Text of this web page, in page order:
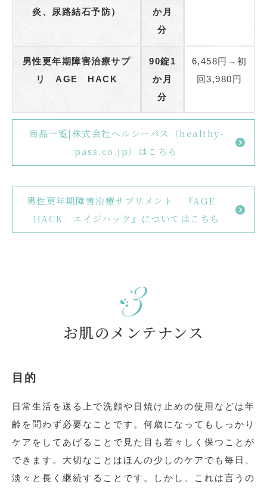
炎、尿路結石予防）
か月
分
男性更年期障害治療サプ
リ AGE HACK
90錠1
か月
分
6,458円→初
回3,980円
商品一覧|株式会社ヘルシーパス（healthy-
pass.co.jp）はこちら
男性更年期障害治療サプリメント 『AGE
HACK エイジハック』についてはこちら
お肌のメンテナンス
目的
日常生活を送る上で洗顔や日焼け止めの使用などは年
齢を問わず必要なことです。何歳になってもしっかり
ケアをしてあげることで見た目も若々しく保つことが
できます。大切なことはほんの少しのケアでも毎日、
淡々と長く継続することです。しかし、これは言うの